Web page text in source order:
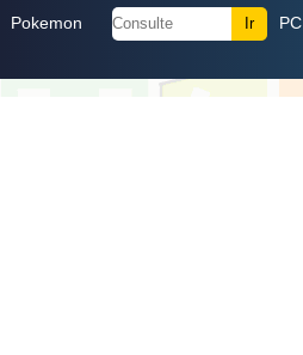
Pokemon PC